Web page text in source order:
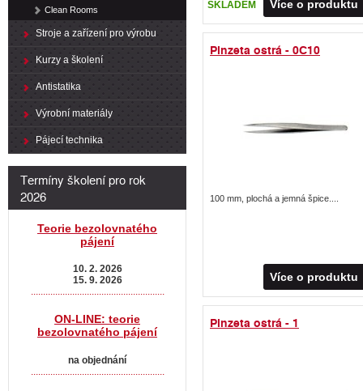
SKLADEM Více o produktu
Pinzeta ostrá - 0C10
100 mm, plochá a jemná špice....
Více o produktu
Pinzeta ostrá - 1
Clean Rooms
Stroje a zařízení pro výrobu
Kurzy a školení
Antistatika
Výrobní materiály
Pájecí technika
Termíny školení pro rok
2026
Teorie bezolovnatého
pájení
10. 2. 2026
15. 9. 2026
.......................................................
ON-LINE: teorie
bezolovnatého pájení
na objednání